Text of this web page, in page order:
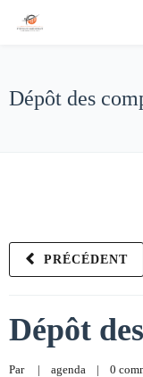
Dépôt des
PRÉCÉDENT
Dépôt
Par | agenda | 0